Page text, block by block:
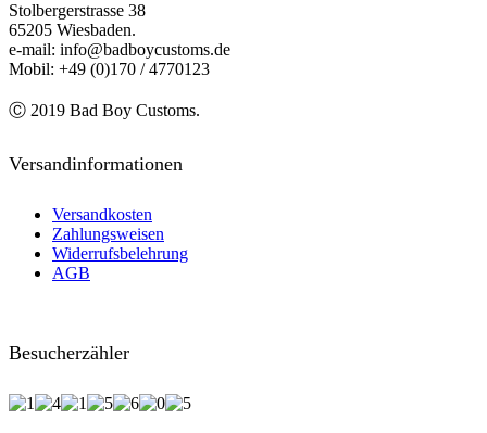
Stolbergerstrasse 38
65205 Wiesbaden.
e-mail: info@badboycustoms.de
Mobil: +49 (0)170 / 4770123
Ⓒ 2019 Bad Boy Customs.
Versandinformationen
Versandkosten
Zahlungsweisen
Widerrufsbelehrung
AGB
Besucherzähler